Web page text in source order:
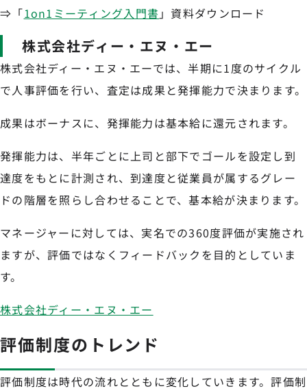
⇒「1on1ミーティング入門書 」資料ダウンロード
株式会社ディー・エヌ・エー
株式会社ディー・エヌ・エーでは、半期に1度のサイクル
で人事評価を行い、査定は成果と発揮能力で決まります。
成果はボーナスに、発揮能力は基本給に還元されます。
発揮能力は、半年ごとに上司と部下でゴールを設定し到
達度をもとに計測され、到達度と従業員が属するグレー
ドの階層を照らし合わせることで、基本給が決まります。
マネージャーに対しては、実名での360度評価が実施され
ますが、評価ではなくフィードバックを目的としていま
す。
株式会社ディー・エヌ・エー
評価制度のトレンド
評価制度は時代の流れとともに変化していきます。評価制